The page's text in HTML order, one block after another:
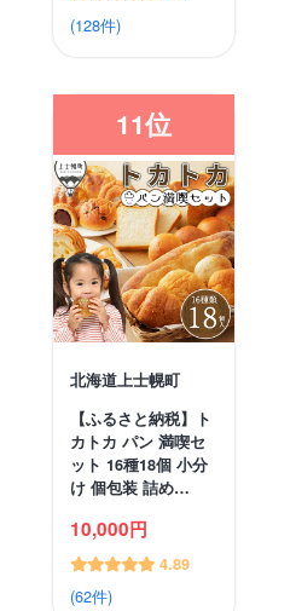
(128件)
11位
北海道上士幌町
【ふるさと納税】ト
カトカ パン 満喫セ
ット 16種18個 小分
け 個包装 詰め…
10,000円
4.89
(62件)